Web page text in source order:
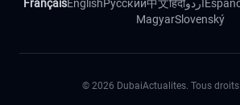
FrançaisEnglishРусский中文हिंदीاردو
MagyarSlovenský
© 2026 DubaiActualites. Tous droits